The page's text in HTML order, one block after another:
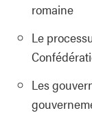
romaine
Le
Les